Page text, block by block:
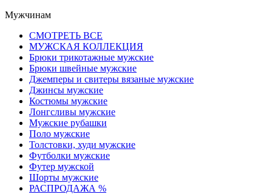
Мужчинам
СМОТРЕТЬ ВСЕ
МУЖСКАЯ КОЛЛЕКЦИЯ
Брюки трикотажные мужские
Брюки швейные мужские
Джемперы и свитеры вязаные мужские
Джинсы мужские
Костюмы мужские
Лонгсливы мужские
Мужские рубашки
Поло мужские
Толстовки, худи мужские
Футболки мужские
Футер мужской
Шорты мужские
РАСПРОДАЖА %